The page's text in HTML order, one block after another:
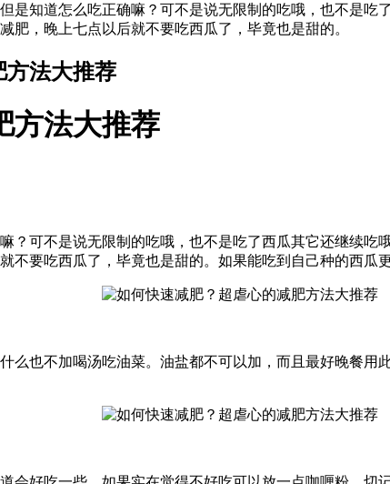
是知道怎么吃正确嘛？可不是说无限制的吃哦，也不是
，晚上七点以后就不要吃西瓜了，毕竟也是甜的。
方法大推荐
方法大推荐
？可不是说无限制的吃哦，也不是吃了西瓜其它还继续
不要吃西瓜了，毕竟也是甜的。如果能吃到自己种的西瓜
么也不加喝汤吃油菜。油盐都不可以加，而且最好晚餐用